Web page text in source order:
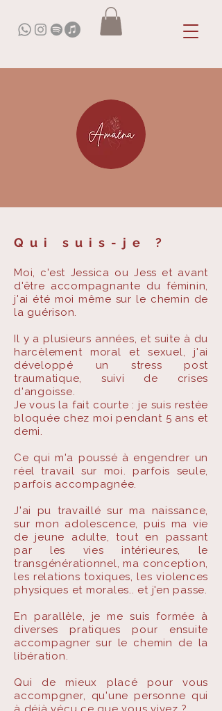
Qui suis-je ?
Moi, c'est Jessica ou Jess et avant
d'être accompagnante du féminin,
j'ai été moi même sur le chemin de
la guérison.
Il y a plusieurs années, et suite à du
harcèlement moral et sexuel, j'ai
développé un stress post
traumatique, suivi de crises
d'angoisse.
Je vous la fait courte : je suis restée
bloquée chez moi pendant 5 ans et
demi.
Ce qui m'a poussé à engendrer un
réel travail sur moi. parfois seule,
parfois accompagnée.
J'ai pu travaillé sur ma naissance,
sur mon adolescence, puis ma vie
de jeune adulte, tout en passant
par les vies intérieures, le
transgénérationnel, ma conception,
les relations toxiques, les violences
physiques et morales.. et j'en passe.
En parallèle, je me suis formée à
diverses pratiques pour ensuite
accompagner sur le chemin de la
libération.
Qui de mieux placé pour vous
accompgner, qu'une personne qui